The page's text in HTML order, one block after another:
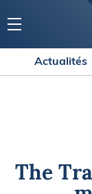
Actualités
The